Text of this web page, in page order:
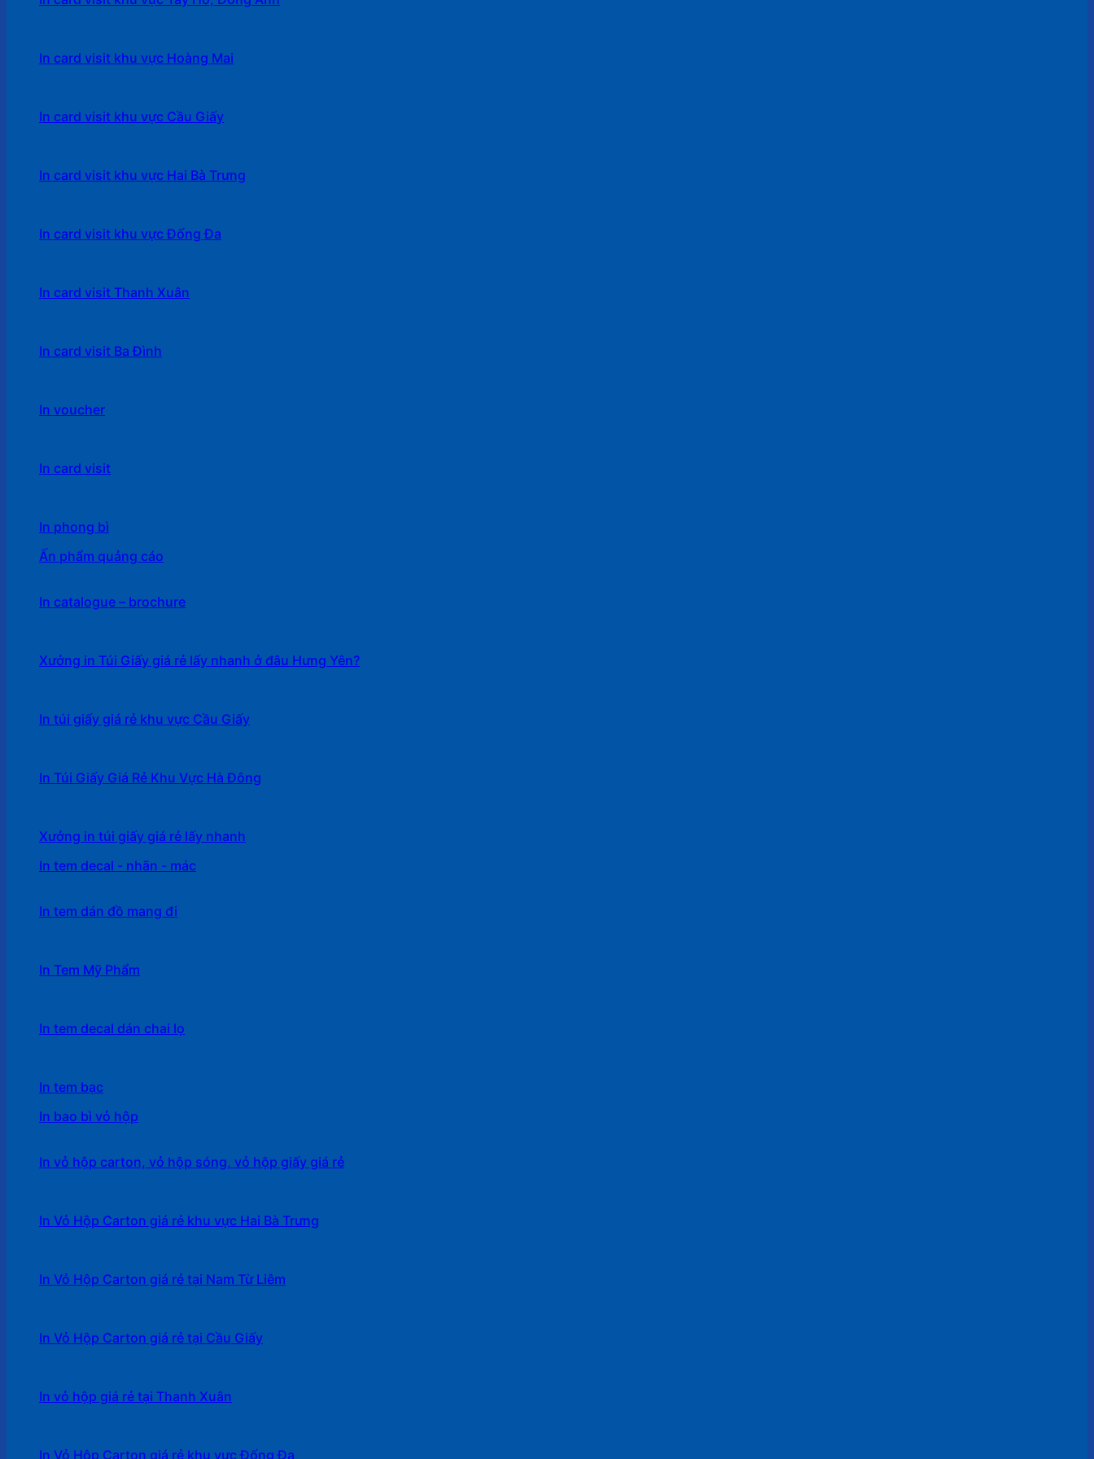
In card visit khu vực Hoàng Mai
In card visit khu vực Cầu Giấy
In card visit khu vực Hai Bà Trưng
In card visit khu vực Đống Đa
In card visit Thanh Xuân
In card visit Ba Đình
In voucher
In card visit
In phong bì
Ấn phẩm quảng cáo
In catalogue – brochure
Xưởng in Túi Giấy giá rẻ lấy nhanh ở đâu Hưng Yên?
In túi giấy giá rẻ khu vực Cầu Giấy
In Túi Giấy Giá Rẻ Khu Vực Hà Đông
Xưởng in túi giấy giá rẻ lấy nhanh
In tem decal - nhãn - mác
In tem dán đồ mang đi
In Tem Mỹ Phẩm
In tem decal dán chai lọ
In tem bạc
In bao bì vỏ hộp
In vỏ hộp carton, vỏ hộp sóng, vỏ hộp giấy giá rẻ
In Vỏ Hộp Carton giá rẻ khu vực Hai Bà Trưng
In Vỏ Hộp Carton giá rẻ tại Nam Từ Liêm
In Vỏ Hộp Carton giá rẻ tại Cầu Giấy
In vỏ hộp giá rẻ tại Thanh Xuân
In Vỏ Hộp Carton giá rẻ khu vực Đống Đa